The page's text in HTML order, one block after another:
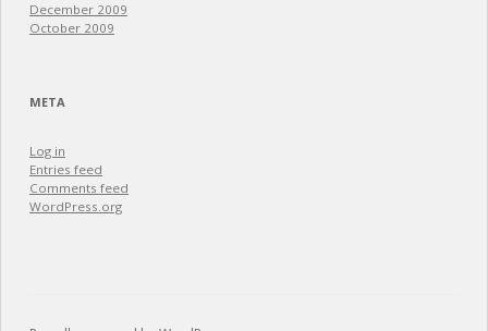
December 2009
October 2009
META
Log in
Entries feed
Comments feed
WordPress.org